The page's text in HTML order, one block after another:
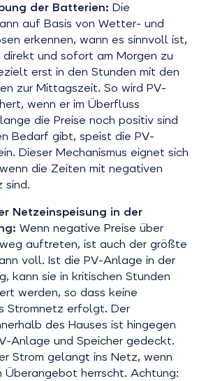
der Batterien: Die
auf Basis von Wetter- und
erkennen, wann es sinnvoll ist,
und sofort am Morgen zu
erst in den Stunden mit den
zur Mittagszeit. So wird PV-
wenn er im Überfluss
die Preise noch positiv sind
Bedarf gibt, speist die PV-
Dieser Mechanismus eignet sich
die Zeiten mit negativen
sind.
Netzeinspeisung in der
Wenn negative Preise über
auftreten, ist auch der größte
voll. Ist die PV-Anlage in der
kann sie in kritischen Stunden
werden, so dass keine
Stromnetz erfolgt. Der
des Hauses ist hingegen
Anlage und Speicher gedeckt.
Strom gelangt ins Netz, wenn
Überangebot herrscht. Achtung: